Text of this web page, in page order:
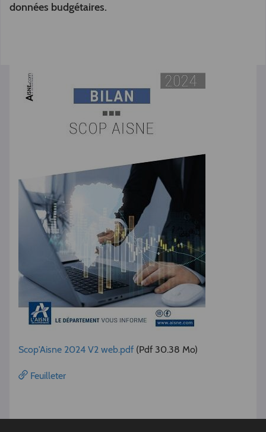
données budgétaires.
Scop'Aisne 2024 V2 web.pdf (Pdf 30.38 Mo)
Feuilleter